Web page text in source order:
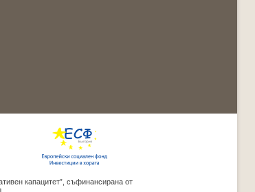
капацитет”, съфинансирана от